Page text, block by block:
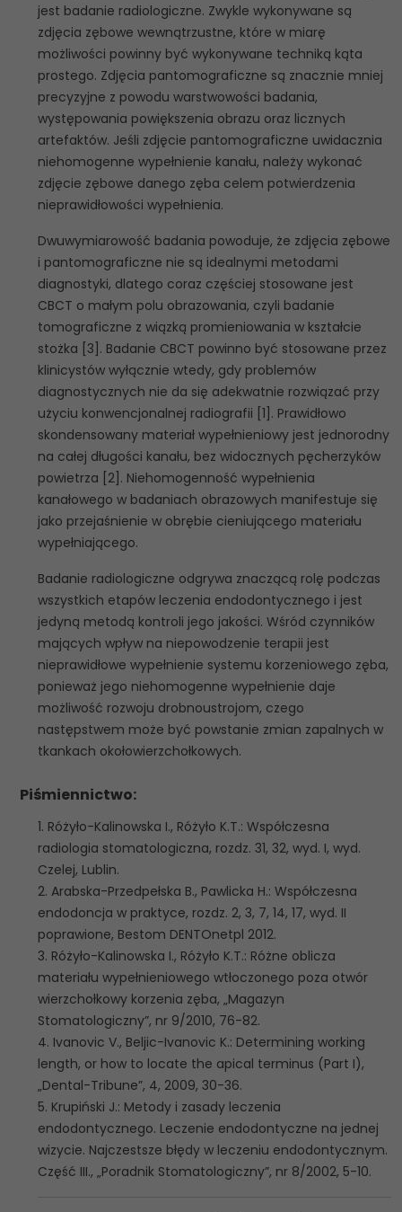
jest badanie radiologiczne. Zwykle wykonywane są
zdjęcia zębowe wewnątrzustne, które w miarę
możliwości powinny być wykonywane techniką kąta
prostego. Zdjęcia pantomograficzne są znacznie mniej
precyzyjne z powodu warstwowości badania,
występowania powiększenia obrazu oraz licznych
artefaktów. Jeśli zdjęcie pantomograficzne uwidacznia
niehomogenne wypełnienie kanału, należy wykonać
zdjęcie zębowe danego zęba celem potwierdzenia
nieprawidłowości wypełnienia.
Dwuwymiarowość badania powoduje, że zdjęcia zębowe
i pantomograficzne nie są idealnymi metodami
diagnostyki, dlatego coraz częściej stosowane jest
CBCT o małym polu obrazowania, czyli badanie
tomograficzne z wiązką promieniowania w kształcie
stożka [3]. Badanie CBCT powinno być stosowane przez
klinicystów wyłącznie wtedy, gdy problemów
diagnostycznych nie da się adekwatnie rozwiązać przy
użyciu konwencjonalnej radiografii [1]. Prawidłowo
skondensowany materiał wypełnieniowy jest jednorodny
na całej długości kanału, bez widocznych pęcherzyków
powietrza [2]. Niehomogenność wypełnienia
kanałowego w badaniach obrazowych manifestuje się
jako przejaśnienie w obrębie cieniującego materiału
wypełniającego.
Badanie radiologiczne odgrywa znaczącą rolę podczas
wszystkich etapów leczenia endodontycznego i jest
jedyną metodą kontroli jego jakości. Wśród czynników
mających wpływ na niepowodzenie terapii jest
nieprawidłowe wypełnienie systemu korzeniowego zęba,
ponieważ jego niehomogenne wypełnienie daje
możliwość rozwoju drobnoustrojom, czego
następstwem może być powstanie zmian zapalnych w
tkankach okołowierzchołkowych.
Piśmiennictwo:
1. Różyło-Kalinowska I., Różyło K.T.: Współczesna
radiologia stomatologiczna, rozdz. 31, 32, wyd. I, wyd.
Czelej, Lublin.
2. Arabska-Przedpełska B., Pawlicka H.: Współczesna
endodoncja w praktyce, rozdz. 2, 3, 7, 14, 17, wyd. II
poprawione, Bestom DENTOnetpl 2012.
3. Różyło-Kalinowska I., Różyło K.T.: Różne oblicza
materiału wypełnieniowego wtłoczonego poza otwór
wierzchołkowy korzenia zęba, „Magazyn
Stomatologiczny”, nr 9/2010, 76-82.
4. Ivanovic V., Beljic-Ivanovic K.: Determining working
length, or how to locate the apical terminus (Part I),
„Dental-Tribune”, 4, 2009, 30-36.
5. Krupiński J.: Metody i zasady leczenia
endodontycznego. Leczenie endodontyczne na jednej
wizycie. Najczestsze błędy w leczeniu endodontycznym.
Część III., „Poradnik Stomatologiczny”, nr 8/2002, 5-10.